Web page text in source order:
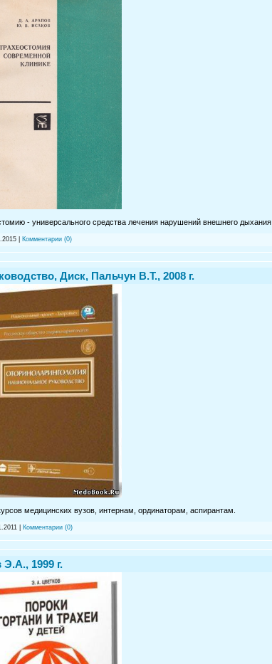
- универсального средства лечения нарушений внешнего дыхания.
Комментарии (0)
Диск, Пальчун В.Т., 2008 г.
медицинских вузов, интернам, ординаторам, аспирантам.
Комментарии (0)
1999 г.